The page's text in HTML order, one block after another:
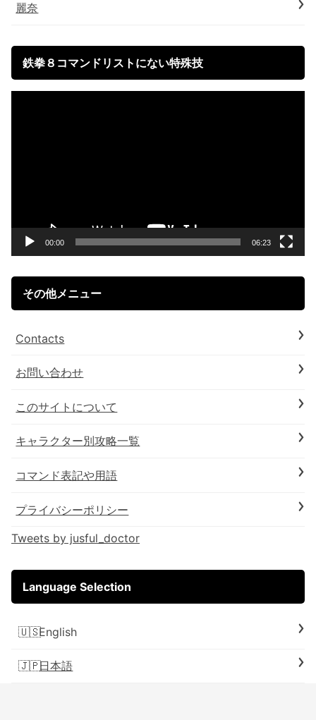
麗奈
鉄拳８コマンドリストにない特殊技
00:00 06:23
その他メニュー
Contacts
お問い合わせ
このサイトについて
キャラクター別攻略一覧
コマンド表記や用語
プライバシーポリシー
Tweets by jusful_doctor
Language Selection
English
日本語